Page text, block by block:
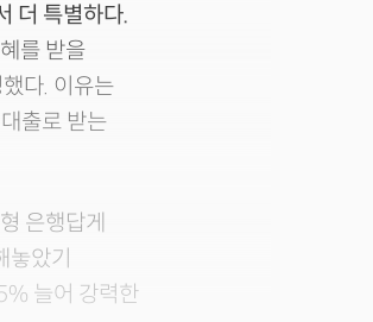
더 특별하다.
를 받을
다. 이유는
출로 받는
은행답게
았기
늘어 강력한